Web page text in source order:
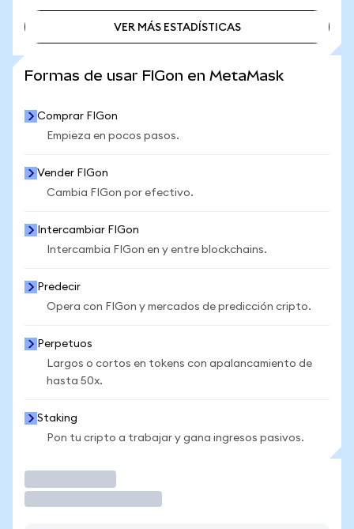
VER MÁS ESTADÍSTICAS
Formas de usar FIGon en MetaMask
Comprar FIGon
Empieza en pocos pasos.
Vender FIGon
Cambia FIGon por efectivo.
Intercambiar FIGon
Intercambia FIGon en y entre blockchains.
Predecir
Opera con FIGon y mercados de predicción cripto.
Perpetuos
Largos o cortos en tokens con apalancamiento de
hasta 50x.
Staking
Pon tu cripto a trabajar y gana ingresos pasivos.